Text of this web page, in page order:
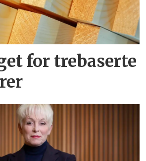
for trebaserte